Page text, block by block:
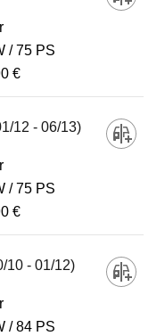
75 PS
€
12 - 06/13)
75 PS
€
10 - 01/12)
84 PS